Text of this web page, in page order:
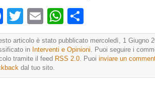
Facebook
Twitter
EmailWhatsApp
articolo è stato pubblicato mercoledì, 1 Giugno
in Interventi e Opinioni . Puoi seguire i
tramite il feed RSS 2.0 . Puoi inviare un
dal tuo sito.